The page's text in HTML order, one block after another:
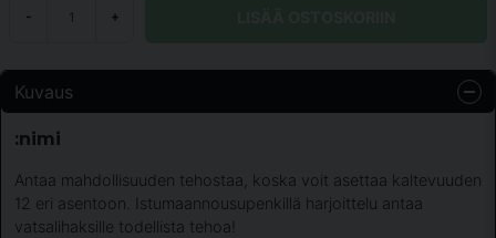
- +
Kuvaus
:nimi
Antaa mahdollisuuden tehostaa, koska voit asettaa kaltevuuden
12 eri asentoon. Istumaannousupenkillä harjoittelu antaa
vatsalihaksille todellista tehoa!